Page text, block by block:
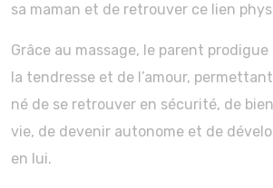
sa maman et de retrouver ce lien
Grâce au massage, le parent
la tendresse et de l’amour,
né de se retrouver en sécurité, de
vie, de devenir autonome et de
en lui.